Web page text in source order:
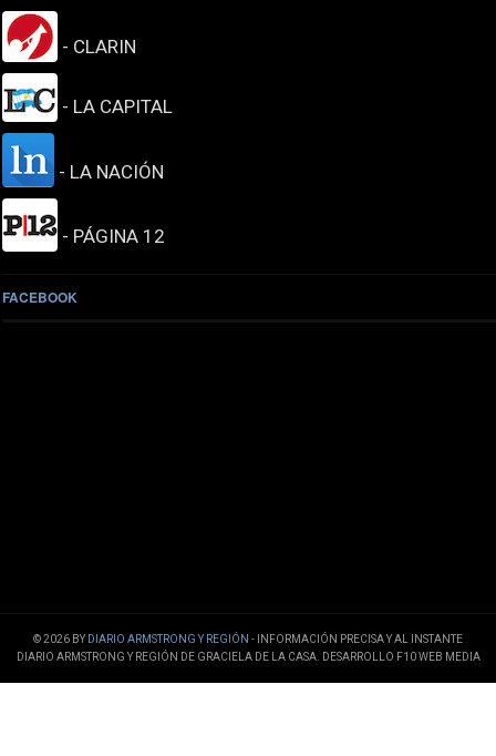
- CLARIN
- LA CAPITAL
- LA NACIÓN
- PÁGINA 12
FACEBOOK
© 2026 BY DIARIO ARMSTRONG Y REGIÓN - INFORMACIÓN PRECISA Y AL INSTANTE
DIARIO ARMSTRONG Y REGIÓN DE GRACIELA DE LA CASA. DESARROLLO F10 WEB MEDIA